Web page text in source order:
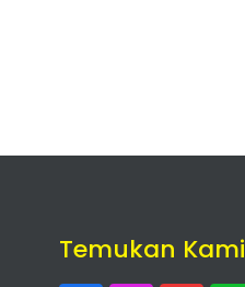
Temukan Kami